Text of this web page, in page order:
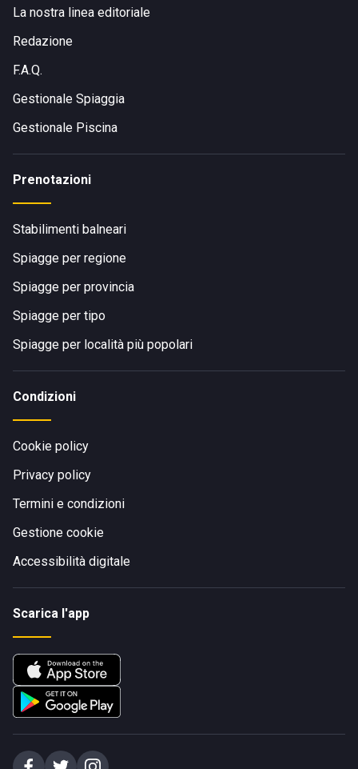
La nostra linea editoriale
Redazione
F.A.Q.
Gestionale Spiaggia
Gestionale Piscina
Prenotazioni
Stabilimenti balneari
Spiagge per regione
Spiagge per provincia
Spiagge per tipo
Spiagge per località più popolari
Condizioni
Cookie policy
Privacy policy
Termini e condizioni
Gestione cookie
Accessibilità digitale
Scarica l'app